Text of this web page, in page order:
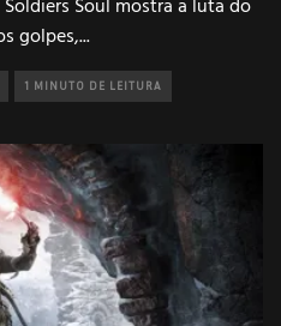
Soul mostra a luta do
golpes,...
1 MINUTO DE LEITURA